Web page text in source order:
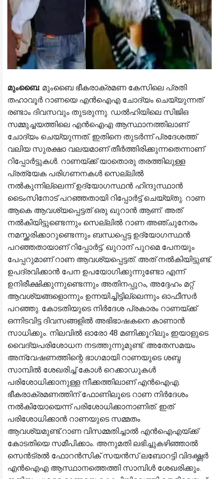
മുംബൈ: മുംബൈ ഭീകരാക്രമണ കേസിലെ പ്രതി
തഹാവൂര്‍ റാണയെ എന്‍ഐഎ ചോദ്യം ചെയ്യുന്നത്
രണ്ടാം ദിവസവും തുടരുന്നു. ഡൽ​​ഹിയിലെ സിജിഒ
സമ്മുച്ചയത്തിലെ എന്‍ഐഎ ആസ്ഥാനത്തിലാണ്
ചോദ്യം ചെയ്യുന്നത്. ഇതിനെ തുടർന്ന് പ്രദേശത്ത്
വലിയ സുരക്ഷാ വലയമാണ് തീർത്തിരിക്കുന്നതെന്നാണ്
റിപ്പോർട്ടുകൾ. റാണയ്ക്ക് യാതൊരു തരത്തിലുള്ള
പ്രത്യേക പരിഗണനകൾ സെല്ലിൽ
നൽകുന്നില്ലെന്ന് ഉദ്യോഗസ്ഥൻ ഹിന്ദുസ്ഥാന്‍
ടൈംസിനോട് പറഞ്ഞതായി റിപ്പോർട്ട് ചെയ്യ്തു. റാണ
ആകെ ആവശ്യപ്പെട്ടത് ഒരു ഖുറാന്‍ ആണ്. അത്
നൽകിയിട്ടുണ്ടെന്നും സെല്ലില്‍ റാണ അഞ്ചുനേരം
നമസ്ക്കരിക്കാറുണ്ടെന്നും ബന്ധപ്പെട്ട ഉദ്യോഗസ്ഥന്‍
പറഞ്ഞതായാണ് റിപ്പോർട്ട്. ഖുറാന് പുറമെ പേനയും
പേപ്പറുമാണ് റാണ ആവശ്യപ്പെട്ടത്. അത് നല്‍കിയിട്ടുണ്ട്.
ഉപദ്രവിക്കാൻ പേന ഉപയോഗിക്കുന്നുണ്ടോ എന്ന്
ഉനിരീക്ഷിക്കുന്നുണ്ടെന്നും അതിനപ്പുറം, അദ്ദേഹം മറ്റ്
ആവശ്യങ്ങളൊന്നും ഉന്നയിച്ചിട്ടില്ലെന്നും ഓഫീസർ
പറഞ്ഞു. കോടതിയുടെ നിര്‍ദേശ പ്രകാരം റാണയ്ക്ക്
ഒന്നിടവിട്ട ദിവസങ്ങളില്‍ അഭിഭാഷകനെ കാണാന്‍
സാധിക്കും. നിലവില്‍ ഓരോ 48 മണിക്കൂറിലും ഇയാളുടെ
വൈദ്യപരിശോധന നടത്തുന്നുമുണ്ട്. അതേസമയം
അന്വേഷണത്തിന്റെ ഭാ​ഗമായി റാണയുടെ ശബ്ദ
സാമ്പിൽ ശേഖരിച്ച് കോൾ റെക്കാഡുകൾ
പരിശോധിക്കാനുള്ള നീക്കത്തിലാണ് എൻഐഎ.
ഭീകരാക്രമണത്തിന് ഫോണിലൂടെ റാണ നിർദേശം
നൽകിയോയെന്ന് പരിശോധിക്കാനാണിത്. ഇത്
പരിശോധിക്കാൻ റാണയുടെ സമ്മതം
ആവശ്യമുണ്ട്.റാണ വിസമ്മതിച്ചാൽ എൻഐഎയ്ക്ക്
കോടതിയെ സമീപിക്കാം. അനുമതി ലഭിച്ചുകഴിഞ്ഞാൽ
സെൻട്രൽ ഫോറൻസിക് സയൻസ് ലബോറട്ടി വിദഗ്ദ്ധർ
എൻഐഎ ആസ്ഥാനത്തെത്തി സാമ്പിൾ ശേഖരിക്കും.